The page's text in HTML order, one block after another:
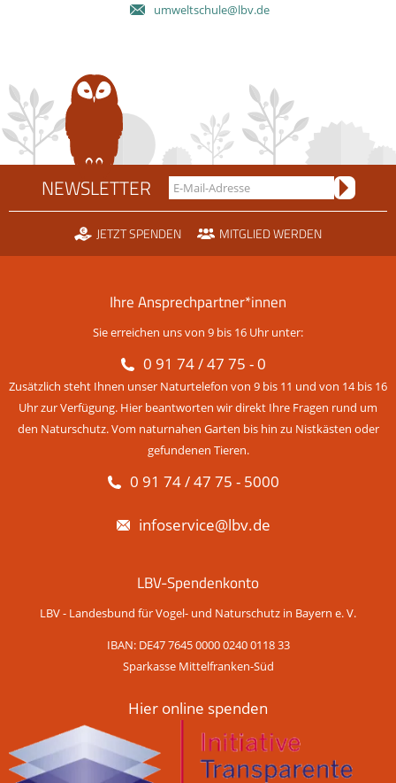
umweltschule@lbv.de
NEWSLETTER
JETZT SPENDEN MITGLIED WERDEN
Ihre Ansprechpartner*innen
Sie erreichen uns von 9 bis 16 Uhr unter:
0 91 74 / 47 75 - 0
Zusätzlich steht Ihnen unser Naturtelefon von 9 bis 11 und von 14 bis 16
Uhr zur Verfügung. Hier beantworten wir direkt Ihre Fragen rund um
den Naturschutz. Vom naturnahen Garten bis hin zu Nistkästen oder
gefundenen Tieren.
0 91 74 / 47 75 - 5000
infoservice@lbv.de
LBV-Spendenkonto
LBV - Landesbund für Vogel- und Naturschutz in Bayern e. V.
IBAN: DE47 7645 0000 0240 0118 33
Sparkasse Mittelfranken-Süd
Hier online spenden